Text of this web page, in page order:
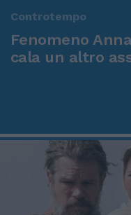
Controtempo
Fenomeno
cala un altro